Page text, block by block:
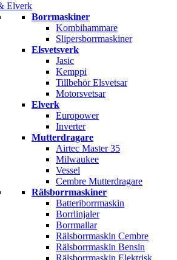
Elverk
Borrmaskiner
Kombihammare
Slipersborrmaskiner
Elsvetsverk
Jasic
Kemppi
Tillbehör Elsvetsar
Motorsvetsar
Elverk
Europower
Inverter
Mutterdragare
Airtec Master 35
Milwaukee
Vessel
Cembre Mutterdragare
Rälsborrmaskiner
Batteriborrmaskin
Borrlinjaler
Borrmallar
Rälsborrmaskin Cembre
Rälsborrmaskin Bensin